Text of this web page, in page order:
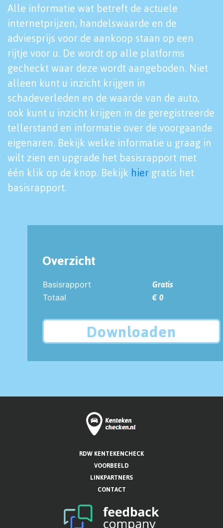
Alle informatie wat betreft de actuele
internetprijzen, handelswaarde en de
adviesprijs voor de aankoop staan op een
rijtje voor u. De wordt op alle platforms
gecheckt waar deze wordt aangeboden. Niet
alleen kunt u inzicht krijgen in
schadeverleden en de waarde van de auto,
ook kunt u inzicht krijgen in de geregistreerde
tellerstand en informatie over de voorgaande
eigenaren. Bekijk welke informatie u graag in
wilt zien en upgrade het basisrapport met
één klik op de knop. Bekijk hier gratis het
basisrapport.
Overzicht
Basisrapport
Gratis
Totaal
€ 0
Downloaden
RDW KENTEKENCHECK
VOORBEELD
LINKPARTNERS
CONTACT